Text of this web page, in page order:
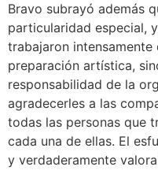
Bravo subrayó además
particularidad especial,
trabajaron
preparación artística,
responsabilidad de la
agradecerles a las
todas las personas que
cada una de ellas. El
y verdaderamente